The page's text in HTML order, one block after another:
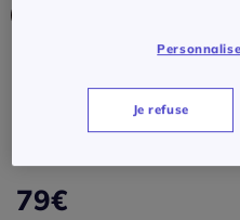
Veuillez sélectionner une
79€
Je refuse